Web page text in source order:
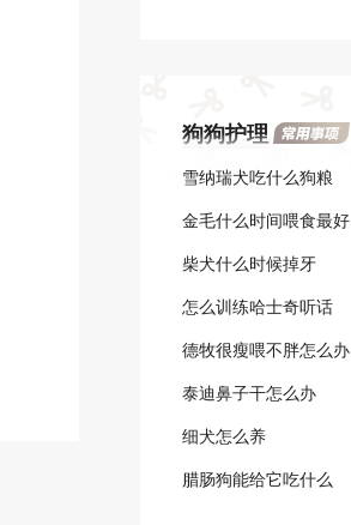
狗狗护理
雪纳瑞犬吃什么狗粮
金毛什么时间喂食最好
柴犬什么时候掉牙
怎么训练哈士奇听话
德牧很瘦喂不胖怎么办
泰迪鼻子干怎么办
细犬怎么养
腊肠狗能给它吃什么